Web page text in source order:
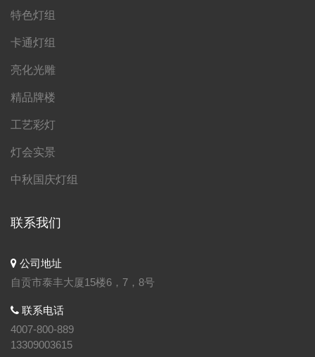
特色灯组
卡通灯组
亮化光雕
精品牌楼
工艺彩灯
灯会实景
中秋国庆灯组
联系我们
公司地址
自贡市泰丰大厦15楼6，7，8号
联系电话
4007-800-889
13309003615